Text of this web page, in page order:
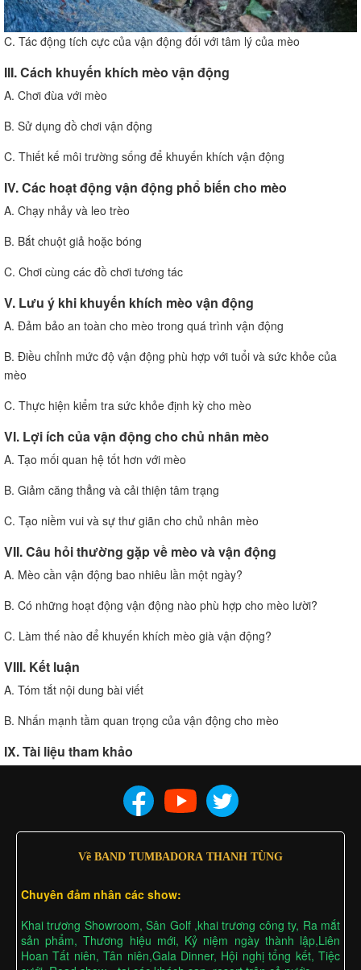
C. Tác động tích cực của vận động đối với tâm lý của mèo
III. Cách khuyến khích mèo vận động
A. Chơi đùa với mèo
B. Sử dụng đồ chơi vận động
C. Thiết kế môi trường sống để khuyến khích vận động
IV. Các hoạt động vận động phổ biến cho mèo
A. Chạy nhảy và leo trèo
B. Bắt chuột giả hoặc bóng
C. Chơi cùng các đồ chơi tương tác
V. Lưu ý khi khuyến khích mèo vận động
A. Đảm bảo an toàn cho mèo trong quá trình vận động
B. Điều chỉnh mức độ vận động phù hợp với tuổi và sức khỏe của
mèo
C. Thực hiện kiểm tra sức khỏe định kỳ cho mèo
VI. Lợi ích của vận động cho chủ nhân mèo
A. Tạo mối quan hệ tốt hơn với mèo
B. Giảm căng thẳng và cải thiện tâm trạng
C. Tạo niềm vui và sự thư giãn cho chủ nhân mèo
VII. Câu hỏi thường gặp về mèo và vận động
A. Mèo cần vận động bao nhiêu lần một ngày?
B. Có những hoạt động vận động nào phù hợp cho mèo lười?
C. Làm thế nào để khuyến khích mèo già vận động?
VIII. Kết luận
A. Tóm tắt nội dung bài viết
B. Nhấn mạnh tầm quan trọng của vận động cho mèo
IX. Tài liệu tham khảo
Về BAND TUMBADORA THANH TÙNG
Chuyên đảm nhân các show:
Khai trương Showroom, Sân Golf ,khai trương công ty, Ra mắt
sản phẩm, Thương hiệu mới, Kỷ niệm ngày thành lập,Liên
Hoan Tất niên, Tân niên,Gala Dinner, Hội nghị tổng kết, Tiệc